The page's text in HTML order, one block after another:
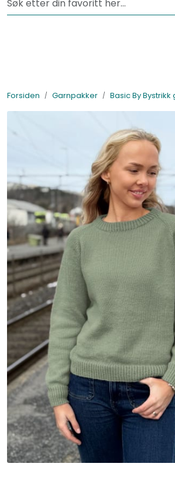
Skip to main contentFri frakt fra kr 1200,-
Forsiden Garnpakker Basic By
Garn
Bøker
Kolleksjoner